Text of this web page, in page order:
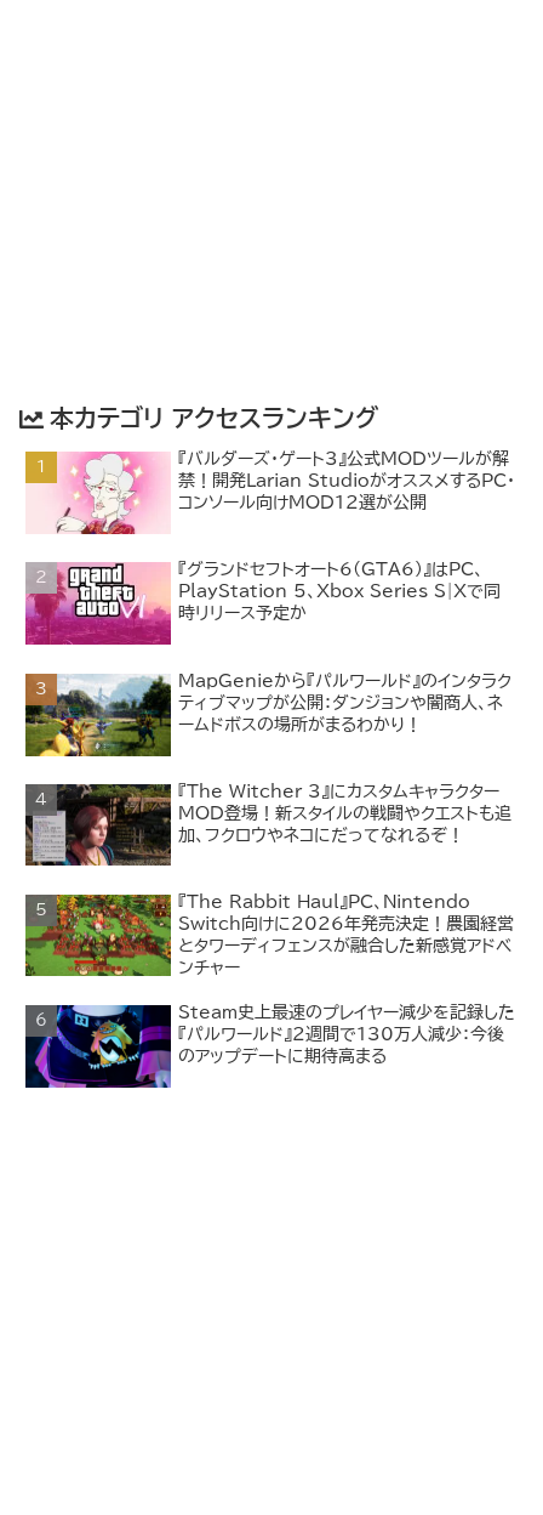
本カテゴリ アクセスランキング
『バルダーズ・ゲート3』公式MODツールが解
禁！開発Larian StudioがオススメするPC・
コンソール向けMOD12選が公開
『グランドセフトオート6(GTA6)』はPC、
PlayStation 5、Xbox Series S|Xで同
時リリース予定か
MapGenieから『パルワールド』のインタラク
ティブマップが公開：ダンジョンや闇商人、ネ
ームドボスの場所がまるわかり！
『The Witcher 3』にカスタムキャラクター
MOD登場！新スタイルの戦闘やクエストも追
加、フクロウやネコにだってなれるぞ！
『The Rabbit Haul』PC、Nintendo
Switch向けに2026年発売決定！農園経営
とタワーディフェンスが融合した新感覚アドベ
ンチャー
Steam史上最速のプレイヤー減少を記録した
『パルワールド』2週間で130万人減少：今後
のアップデートに期待高まる